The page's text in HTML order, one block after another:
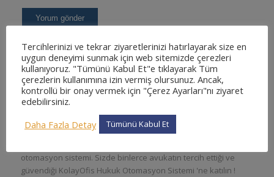
KOLAYOFIS HUKUK OTOMASYON SISTEMI NEDIR
?
otomasyon sistemi. Sizde binlerce avukatın tercih ettiği ve
güvendiği KolayOfis Hukuk Otomasyon Sistemi 'ne katılın !
Tercihlerinizi ve tekrar ziyaretlerinizi hatırlayarak size en
uygun deneyimi sunmak için web sitemizde çerezleri
kullanıyoruz. "Tümünü Kabul Et"e tıklayarak Tüm
çerezlerin kullanımına izin vermiş olursunuz. Ancak,
kontrollü bir onay vermek için "Çerez Ayarları"nı ziyaret
edebilirsiniz.
Daha Fazla Detay
Tümünü Kabul Et